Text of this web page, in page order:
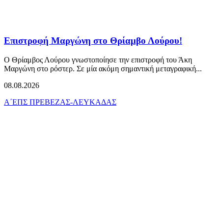
Επιστροφή Μαργώνη στο Θρίαμβο Λούρου!
Ο Θρίαμβος Λούρου γνωστοποίησε την επιστροφή του Άκη
Μαργώνη στο ρόστερ. Σε μία ακόμη σημαντική μεταγραφική...
08.08.2026
Α΄ΕΠΣ ΠΡΕΒΕΖΑΣ-ΛΕΥΚΑΔΑΣ